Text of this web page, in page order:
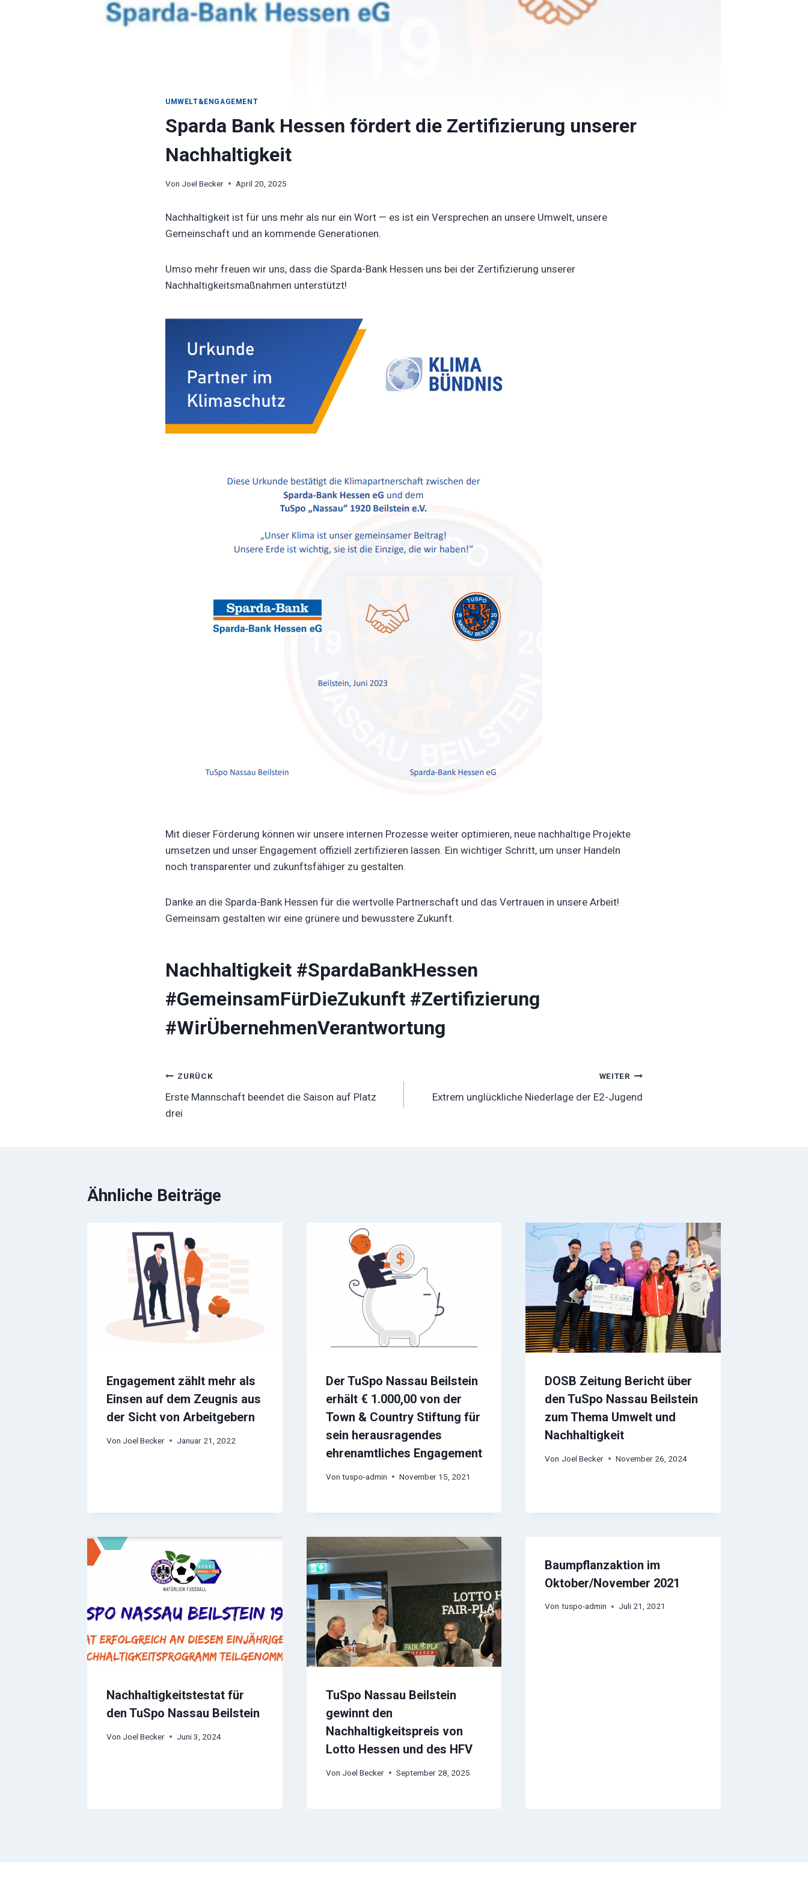
UMWELT&ENGAGEMENT
Sparda Bank Hessen fördert die Zertifizierung unserer
Nachhaltigkeit
Von Joel Becker April 20, 2025
Nachhaltigkeit ist für uns mehr als nur ein Wort — es ist ein Versprechen an unsere Umwelt, unsere
Gemeinschaft und an kommende Generationen.
Umso mehr freuen wir uns, dass die Sparda-Bank Hessen uns bei der Zertifizierung unserer
Nachhaltigkeitsmaßnahmen unterstützt!
Mit dieser Förderung können wir unsere internen Prozesse weiter optimieren, neue nachhaltige Projekte
umsetzen und unser Engagement offiziell zertifizieren lassen. Ein wichtiger Schritt, um unser Handeln
noch transparenter und zukunftsfähiger zu gestalten.
Danke an die Sparda-Bank Hessen für die wertvolle Partnerschaft und das Vertrauen in unsere Arbeit!
Gemeinsam gestalten wir eine grünere und bewusstere Zukunft.
Nachhaltigkeit #SpardaBankHessen
#GemeinsamFürDieZukunft #Zertifizierung
#WirÜbernehmenVerantwortung
Beitragsnavigation
ZURÜCK
Erste Mannschaft beendet die Saison auf Platz
drei
WEITER
Extrem unglückliche Niederlage der E2-Jugend
Ähnliche Beiträge
Engagement zählt mehr als
Einsen auf dem Zeugnis aus
der Sicht von Arbeitgebern
Von Joel Becker Januar 21, 2022
Der TuSpo Nassau Beilstein
erhält € 1.000,00 von der
Town & Country Stiftung für
sein herausragendes
ehrenamtliches Engagement
Von tuspo-admin November 15, 2021
DOSB Zeitung Bericht über
den TuSpo Nassau Beilstein
zum Thema Umwelt und
Nachhaltigkeit
Von Joel Becker November 26, 2024
Nachhaltigkeitstestat für
den TuSpo Nassau Beilstein
Von Joel Becker Juni 3, 2024
TuSpo Nassau Beilstein
gewinnt den
Nachhaltigkeitspreis von
Lotto Hessen und des HFV
Von Joel Becker September 28, 2025
Baumpflanzaktion im
Oktober/November 2021
Von tuspo-admin Juli 21, 2021